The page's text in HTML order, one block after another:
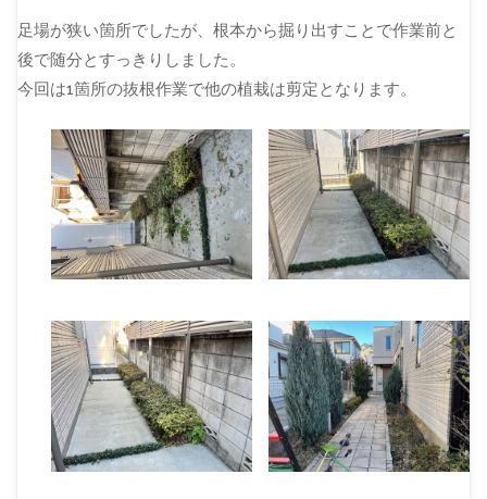
足場が狭い箇所でしたが、根本から掘り出すことで作業前と
後で随分とすっきりしました。
今回は1箇所の抜根作業で他の植栽は剪定となります。